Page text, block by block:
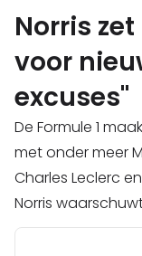
Norris
voor
excuses"
De Formule 1
met onder meer
Charles Leclerc
Norris